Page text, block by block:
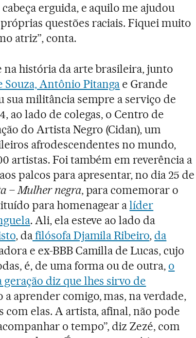
erguida, e aquilo me ajudou
questões raciais. Fiquei muito
atriz”, conta.
história da arte brasileira, junto
Antônio Pitanga e Grande
sua militância sempre a serviço de
ao lado de colegas, o Centro de
do Artista Negro (Cidan), um
afrodescendentes no mundo,
artistas. Foi também em reverência a
palcos para apresentar, no dia 25 de
– Mulher negra, para comemorar o
para homenagear alíder
. Ali, ela esteve ao lado da
, dafilósofa Djamila Ribeiro, da
e ex-BBB Camilla de Lucas, cujo
é, de uma forma ou de outra, o
geração diz que lhes sirvo de
a aprender comigo, mas, na verdade,
com elas. A artista, afinal, não pode
o tempo”, diz Zezé, com